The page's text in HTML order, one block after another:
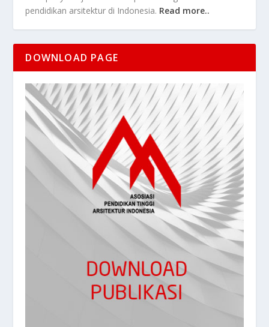
pendidikan arsitektur di Indonesia. Read more..
DOWNLOAD PAGE